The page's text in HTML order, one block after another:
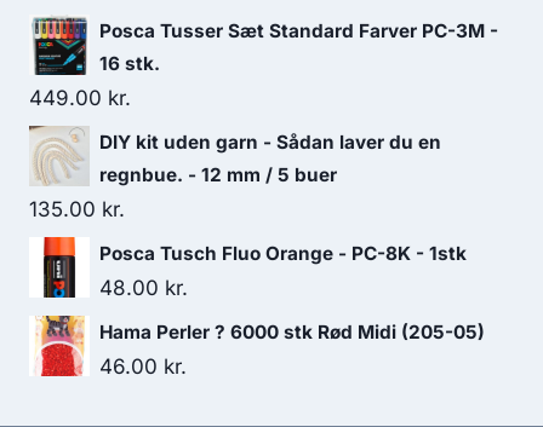
Posca Tusser Sæt Standard Farver PC-3M -
16 stk.
449.00 kr.
DIY kit uden garn - Sådan laver du en
regnbue. - 12 mm / 5 buer
135.00 kr.
Posca Tusch Fluo Orange - PC-8K - 1stk
48.00 kr.
Hama Perler ? 6000 stk Rød Midi (205-05)
46.00 kr.